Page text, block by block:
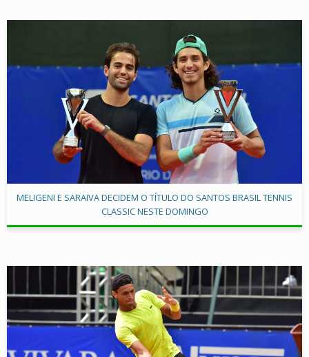
MELIGENI E SARAIVA DECIDEM O TÍTULO DO SANTOS BRASIL TENNIS
CLASSIC NESTE DOMINGO